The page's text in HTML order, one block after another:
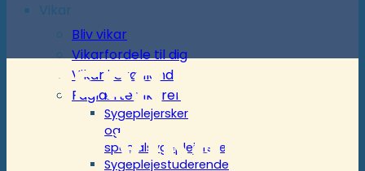
Vikar
Bliv vikar
Vikarfordele til dig
Vikar i Grønland
Faglærte vikarer
Sygeplejersker
og
specialsygeplejersker
Sygeplejestuderende
Ansøg nu –
Bliv vikar